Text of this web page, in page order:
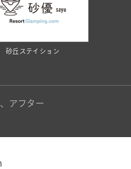
砂丘ステイション
アフター